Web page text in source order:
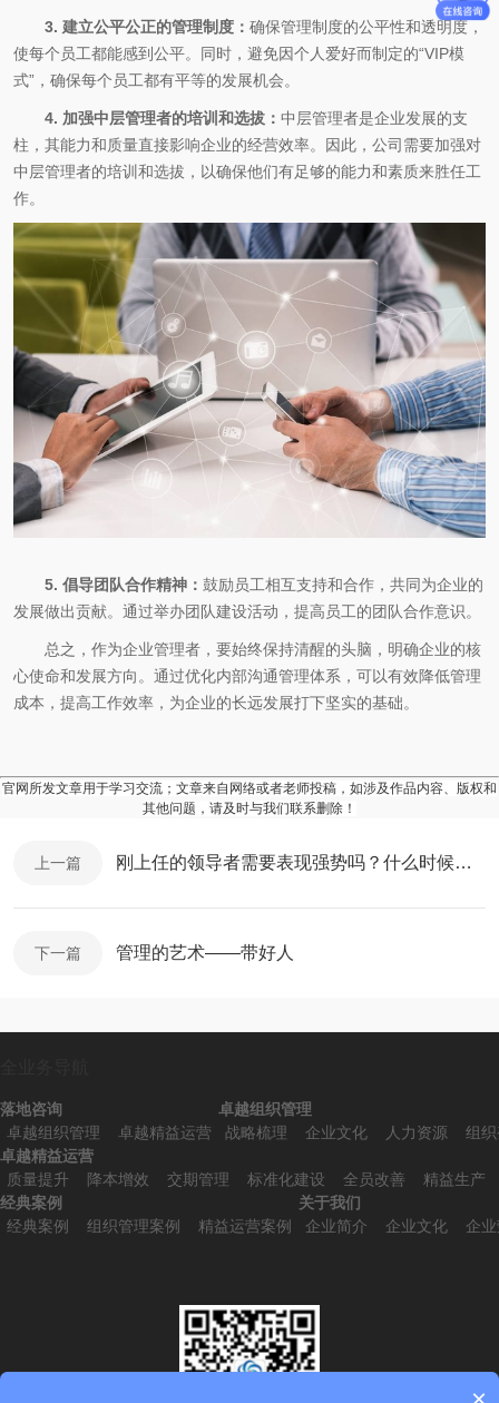
3. 建立公平公正的管理制度： 确保管理制度的公平性和透明度，
使每个员工都能感到公平。同时，避免因个人爱好而制定的“VIP模
式”，确保每个员工都有平等的发展机会。
4. 加强中层管理者的培训和选拔： 中层管理者是企业发展的支
柱，其能力和质量直接影响企业的经营效率。因此，公司需要加强对
中层管理者的培训和选拔，以确保他们有足够的能力和素质来胜任工
作。
5. 倡导团队合作精神： 鼓励员工相互支持和合作，共同为企业的
发展做出贡献。通过举办团队建设活动，提高员工的团队合作意识。
总之，作为企业管理者，要始终保持清醒的头脑，明确企业的核
心使命和发展方向。通过优化内部沟通管理体系，可以有效降低管理
成本，提高工作效率，为企业的长远发展打下坚实的基础。
官网所发文章用于学习交流；文章来自网络或者老师投稿，如涉及作品内容、版权和
其他问题，请及时与我们联系删除！
上一篇 刚上任的领导者需要表现强势吗？什么时候可以表现？
下一篇 管理的艺术——带好人
落地咨询
卓越组织管理
卓越精益运营
卓越组织管理
战略梳理
企业文化 人力资源
组
卓越精益运营
质量提升
降本增效 交期管理 标准化建设 全员改善
精益生产
经典案例
经典案例
组织管理案例 精益运营案例
关于我们
企业简介
企业文化 企